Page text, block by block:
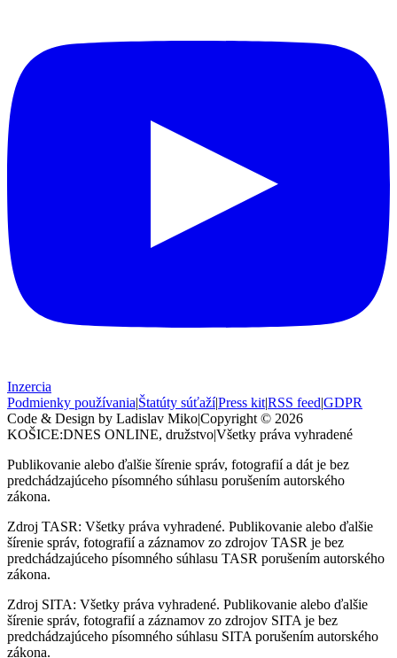
Inzercia
Podmienky používania|Štatúty súťaží|Press kit|RSS feed|GDPR
Code & Design by Ladislav Miko|Copyright © 2026
KOŠICE:DNES ONLINE, družstvo|Všetky práva vyhradené
Publikovanie alebo ďalšie šírenie správ, fotografií a dát je bez
predchádzajúceho písomného súhlasu porušením autorského
zákona.
Zdroj TASR: Všetky práva vyhradené. Publikovanie alebo ďalšie
šírenie správ, fotografií a záznamov zo zdrojov TASR je bez
predchádzajúceho písomného súhlasu TASR porušením autorského
zákona.
Zdroj SITA: Všetky práva vyhradené. Publikovanie alebo ďalšie
šírenie správ, fotografií a záznamov zo zdrojov SITA je bez
predchádzajúceho písomného súhlasu SITA porušením autorského
zákona.